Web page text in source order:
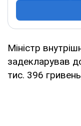
Міністр
задекларував
тис. 396